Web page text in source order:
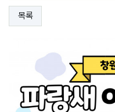
목록